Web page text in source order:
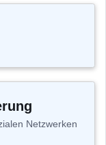
Netzwerken